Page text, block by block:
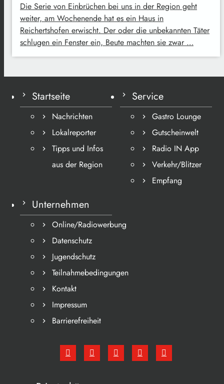
Die Serie von Einbrüchen bei uns in der Region geht
weiter, am Wochenende hat es ein Haus in
Reichertshofen erwischt. Der oder die unbekannten Täter
schlugen ein Fenster ein, Beute machten sie zwar …
Startseite
Nachrichten
Lokalreporter
Tipps und Infos
aus der Region
Service
Gastro Lounge
Gutscheinwelt
Radio IN App
Verkehr/Blitzer
Empfang
Unternehmen
Online/Radiowerbung
Datenschutz
Jugendschutz
Teilnahmebedingungen
Kontakt
Impressum
Barrierefreiheit